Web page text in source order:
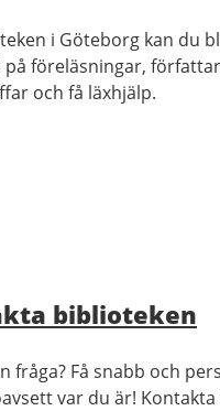
i Göteborg kan du
på föreläsningar,
och få läxhjälp.
biblioteken
fråga? Få snabb och
var du är! Kontakta